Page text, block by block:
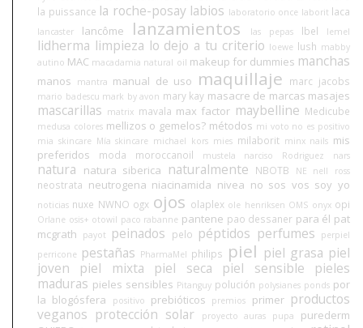
la puissance la roche-posay labios laboratorio once laborit laca
lancaster lancôme lanzamientos las pepas lbel lemel
lidherma limpieza lo dejo a tu criterio loewe lush mabby
autino MAC macadamia natural oil makeup for dummies manchas
manos mantra manual de uso maquillaje marc jacobs
mario badescu mark by avon mary kay masacre de marcas masajes
mascarillas matrix mavala max factor maybelline Medicube
medusa colores mellizos o gemelos? métodos mi voto no es positivo
mia skincare Mía skincare michael kors mies milaborit minx nails mis
preferidos
moda moroccanoil mustela narciso Rodriguez nars
natura natura siberica naturalmente NBOTB NE nell ross
neostrata neutrogena niacinamida nivea no sos vos soy yo
noticias nuxe NWNO ogx ojos olaplex ole henriksen OMS onyx opi
Orlane osis+ otowil paco rabanne pantene pao dessaner para él pat
mcgrath
payot peinados pelo péptidos perfumes
perpiel
perricone pestañas PharmaMel philips piel piel grasa piel
joven
piel mixta piel seca piel sensible
pieles
maduras pieles sensibles Pitanguy polución polysianes ponds por
la blogósfera
positivo prebióticos premios primer productos
veganos protección solar proyecto auras pupa
purederm